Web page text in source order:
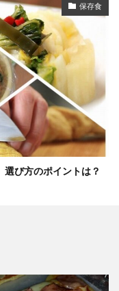
保存食
び方のポイントは？